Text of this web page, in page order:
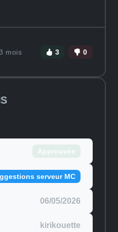
mois 3 0
Approuvée
serveur MC
06/05/2026
kirikouette